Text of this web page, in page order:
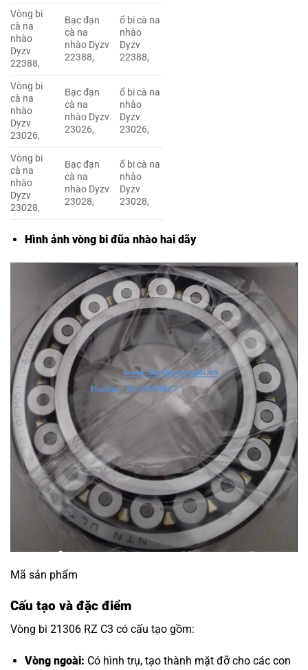
Vòng bi
cà na
nhào
Dyzv
22388,
Bạc đạn
cà na
nhào Dyzv
22388,
ổ bi cà na
nhào
Dyzv
22388,
Vòng bi
cà na
nhào
Dyzv
23026,
Bạc đạn
cà na
nhào Dyzv
23026,
ổ bi cà na
nhào
Dyzv
23026,
Vòng bi
cà na
nhào
Dyzv
23028,
Bạc đạn
cà na
nhào Dyzv
23028,
ổ bi cà na
nhào
Dyzv
23028,
Hình ảnh vòng bi đũa nhào hai dãy
Mã sản phẩm
Cấu tạo và đặc điểm
Vòng bi 21306 RZ C3 có cấu tạo gồm:
Vòng ngoài: Có hình trụ, tạo thành mặt đỡ cho các con